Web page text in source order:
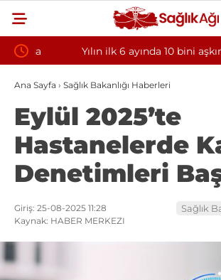
Yılın ilk 6 ayında 10 bini aşkın hasta
oksijen tedavisinden yararlandı
Ana Sayfa › Sağlık Bakanlığı Haberleri
Eylül 2025’te
Hastanelerde
Denetimleri
Giriş: 25-08-2025 11:28
Kaynak: HABER MERKEZI
Sağlık